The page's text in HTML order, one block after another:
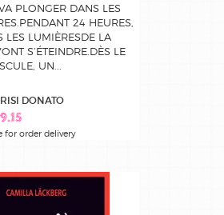
PLONGER DANS LES
24 HEURES,
LES LUMIÈRESDE LA
S’ÉTEINDRE.DÈS LE
UN...
DONATO
for order delivery